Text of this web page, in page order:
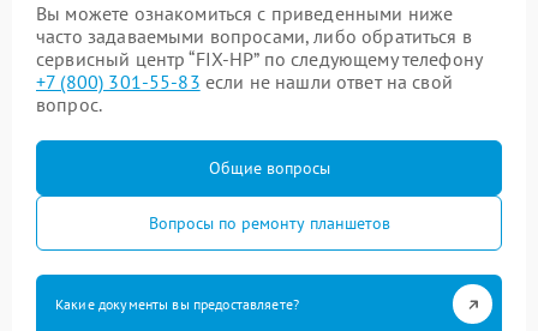
Вы можете ознакомиться с приведенными ниже
часто задаваемыми вопросами, либо обратиться в
сервисный центр “FIX-HP” по следующему телефону
+7 (800) 301-55-83 если не нашли ответ на свой
вопрос.
Общие вопросы
Вопросы по ремонту планшетов
Какие документы вы предоставляете?